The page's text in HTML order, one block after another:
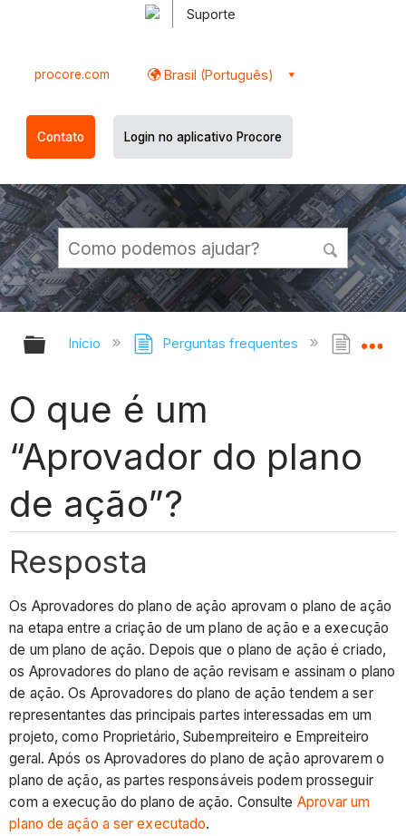
Suporte
procore.com Brasil (Português)
Contato Login no aplicativo Procore
Expandir/recolher hierarquia
Início Perguntas frequentes O
O que é um
“Aprovador do plano
de ação”?
Resposta
Os Aprovadores do plano de ação aprovam o plano de ação
na etapa entre a criação de um plano de ação e a execução
de um plano de ação. Depois que o plano de ação é criado,
os Aprovadores do plano de ação revisam e assinam o plano
de ação. Os Aprovadores do plano de ação tendem a ser
representantes das principais partes interessadas em um
projeto, como Proprietário, Subempreiteiro e Empreiteiro
geral. Após os Aprovadores do plano de ação aprovarem o
plano de ação, as partes responsáveis podem prosseguir
com a execução do plano de ação. Consulte Aprovar um
plano de ação a ser executado.